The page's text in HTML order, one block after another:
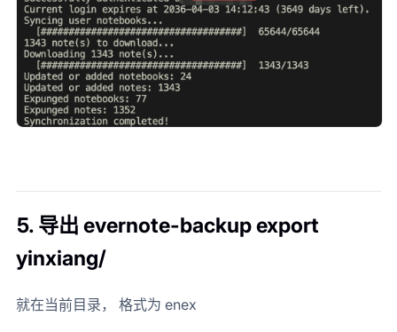
5. 导出 evernote-backup export
yinxiang/
就在当前目录， 格式为 enex